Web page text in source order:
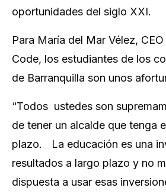
oportunidades del siglo XXI.
Para María del Mar Vélez,
Code, los estudiantes de los
de Barranquilla son unos
“Todos ustedes son
de tener un alcalde que tenga
plazo. La educación es una
resultados a largo plazo y no
dispuesta a usar esas